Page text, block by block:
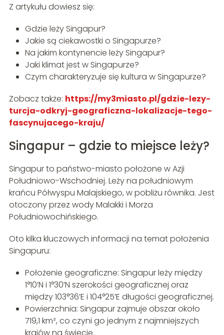
Z artykułu dowiesz się:
Gdzie leży Singapur?
Jakie są ciekawostki o Singapurze?
Na jakim kontynencie leży Singapur?
Jaki klimat jest w Singapurze?
Czym charakteryzuje się kultura w Singapurze?
Zobacz także: https://my3miasto.pl/gdzie-lezy-
turcja-odkryj-geograficzna-lokalizacje-tego-
fascynujacego-kraju/
Singapur – gdzie to miejsce leży?
Singapur to państwo-miasto położone w Azji
Południowo-Wschodniej. Leży na południowym
krańcu Półwyspu Malajskiego, w pobliżu równika. Jest
otoczony przez wody Malakki i Morza
Południowochińskiego.
Oto kilka kluczowych informacji na temat położenia
Singapuru:
Położenie geograficzne: Singapur leży między
1°10’N i 1°30’N szerokości geograficznej oraz
między 103°36’E i 104°25’E długości geograficznej.
Powierzchnia: Singapur zajmuje obszar około
719,1 km², co czyni go jednym z najmniejszych
krajów na świecie.